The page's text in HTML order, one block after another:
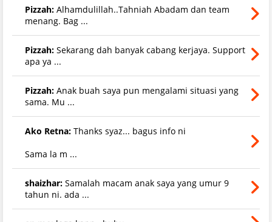
Pizzah: Alhamdulillah..Tahniah Abadam dan team
menang. Bag ...
Pizzah: Sekarang dah banyak cabang kerjaya. Support
apa ya ...
Pizzah: Anak buah saya pun mengalami situasi yang
sama. Mu ...
Ako Retna: Thanks syaz... bagus info ni
Sama la m ...
shaizhar: Samalah macam anak saya yang umur 9
tahun ni. ada ...